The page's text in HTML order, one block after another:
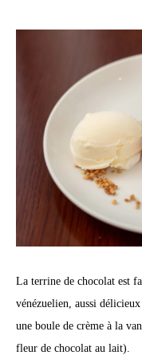
La terrine de chocolat est
vénézuelien, aussi
une boule de crème à la
fleur de chocolat au lait).